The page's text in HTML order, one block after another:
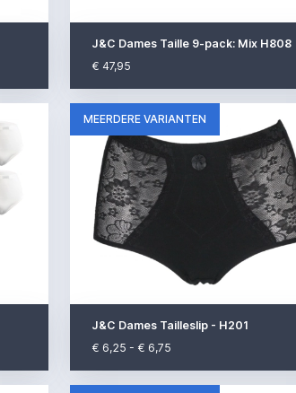
J&C Dames Taille 9-pack: Mix H808
€ 47,95
MEERDERE VARIANTEN
J&C Dames Tailleslip - H201
€ 6,25 - € 6,75